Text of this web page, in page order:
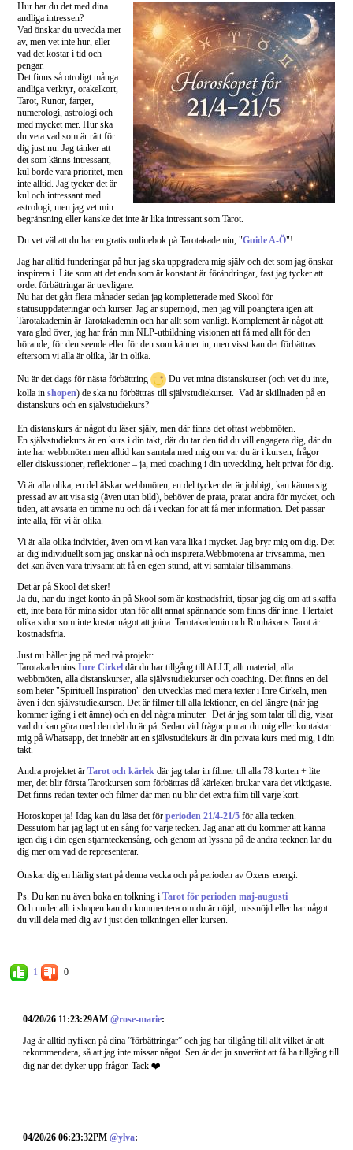
Hur har du det med dina
andliga intressen?
Vad önskar du utveckla mer
av, men vet inte hur, eller
vad det kostar i tid och
pengar.
Det finns så otroligt många
andliga verktyr, orakelkort,
Tarot, Runor, färger,
numerologi, astrologi och
med mycket mer. Hur ska
du veta vad som är rätt för
dig just nu. Jag tänker att
det som känns intressant,
kul borde vara prioritet, men
inte alltid. Jag tycker det är
kul och intressant med
astrologi, men jag vet min
begränsning eller kanske det inte är lika intressant som Tarot.
Du vet väl att du har en gratis onlinebok på Tarotakademin, "Guide A-Ö"!
Jag har alltid funderingar på hur jag ska uppgradera mig själv och det som jag önskar
inspirera i. Lite som att det enda som är konstant är förändringar, fast jag tycker att
ordet förbättringar är trevligare.
Nu har det gått flera månader sedan jag kompletterade med Skool för
statusuppdateringar och kurser. Jag är supernöjd, men jag vill poängtera igen att
Tarotakademin är Tarotakademin och har allt som vanligt. Komplement är något att
vara glad över, jag har från min NLP-utbildning visionen att få med allt för den
hörande, för den seende eller för den som känner in, men visst kan det förbättras
eftersom vi alla är olika, lär in olika.
Nu är det dags för nästa förbättring
Du vet mina distanskurser (och vet du inte,
kolla in shopen) de ska nu förbättras till självstudiekurser. Vad är skillnaden på en
distanskurs och en självstudiekurs?
En distanskurs är något du läser själv, men där finns det oftast webbmöten.
En självstudiekurs är en kurs i din takt, där du tar den tid du vill engagera dig, där du
inte har webbmöten men alltid kan samtala med mig om var du är i kursen, frågor
eller diskussioner, reflektioner – ja, med coaching i din utveckling, helt privat för dig.
Vi är alla olika, en del älskar webbmöten, en del tycker det är jobbigt, kan känna sig
pressad av att visa sig (även utan bild), behöver de prata, pratar andra för mycket, och
tiden, att avsätta en timme nu och då i veckan för att få mer information. Det passar
inte alla, för vi är olika.
Vi är alla olika individer, även om vi kan vara lika i mycket. Jag bryr mig om dig. Det
är dig individuellt som jag önskar nå och inspirera.Webbmötena är trivsamma, men
det kan även vara trivsamt att få en egen stund, att vi samtalar tillsammans.
Det är på Skool det sker!
Ja du, har du inget konto än på Skool som är kostnadsfritt, tipsar jag dig om att skaffa
ett, inte bara för mina sidor utan för allt annat spännande som finns där inne. Flertalet
olika sidor som inte kostar något att joina. Tarotakademin och Runhäxans Tarot är
kostnadsfria.
Just nu håller jag på med två projekt:
Tarotakademins Inre Cirkel där du har tillgång till ALLT, allt material, alla
webbmöten, alla distanskurser, alla självstudiekurser och coaching. Det finns en del
som heter "Spirituell Inspiration" den utvecklas med mera texter i Inre Cirkeln, men
även i den självstudiekursen. Det är filmer till alla lektioner, en del längre (när jag
kommer igång i ett ämne) och en del några minuter. Det är jag som talar till dig, visar
vad du kan göra med den del du är på. Sedan vid frågor pm:ar du mig eller kontaktar
mig på Whatsapp, det innebär att en självstudiekurs är din privata kurs med mig, i din
takt.
Andra projektet är Tarot och kärlek där jag talar in filmer till alla 78 korten + lite
mer, det blir första Tarotkursen som förbättras då kärleken brukar vara det viktigaste.
Det finns redan texter och filmer där men nu blir det extra film till varje kort.
Horoskopet ja! Idag kan du läsa det för perioden 21/4-21/5 för alla tecken.
Dessutom har jag lagt ut en sång för varje tecken. Jag anar att du kommer att känna
igen dig i din egen stjärnteckensång, och genom att lyssna på de andra tecknen lär du
dig mer om vad de representerar.
Önskar dig en härlig start på denna vecka och på perioden av Oxens energi.
Ps. Du kan nu även boka en tolkning i Tarot för perioden maj-augusti
Och under allt i shopen kan du kommentera om du är nöjd, missnöjd eller har något
du vill dela med dig av i just den tolkningen eller kursen.
1 0
04/20/26 11:23:29AM @rose-marie:
Jag är alltid nyfiken på dina ”förbättringar” och jag har tillgång till allt vilket är att
rekommendera, så att jag inte missar något. Sen är det ju suveränt att få ha tillgång till
dig när det dyker upp frågor. Tack ❤️
04/20/26 06:23:32PM @ylva: